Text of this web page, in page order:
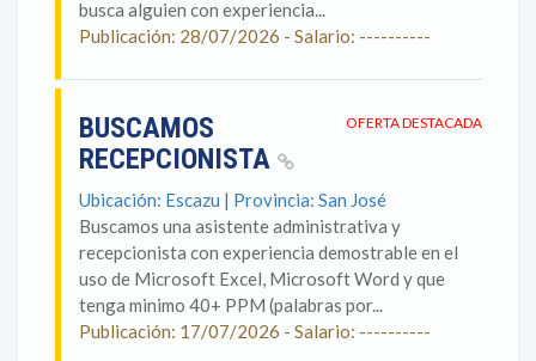
busca alguien con experiencia...
Publicación: 28/07/2026 - Salario: ----------
OFERTA DESTACADA
BUSCAMOS
RECEPCIONISTA
Ubicación: Escazu | Provincia: San José
Buscamos una asistente administrativa y
recepcionista con experiencia demostrable en el
uso de Microsoft Excel, Microsoft Word y que
tenga minimo 40+ PPM (palabras por...
Publicación: 17/07/2026 - Salario: ----------